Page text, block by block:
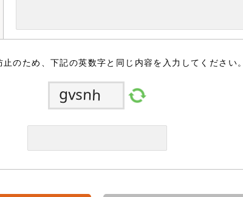
止のため、下記の英数字と同じ内容を入力してください。